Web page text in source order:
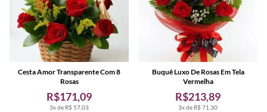
3x de R$ 57,03
R$171,09
Cesta Amor Transparente Com 8
Rosas
3x de R$ 71,30
R$213,89
Buquê Luxo De Rosas Em Tela
Vermelha